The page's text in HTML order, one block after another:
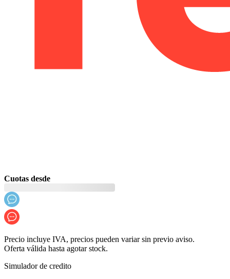
Cuotas desde
Precio incluye IVA, precios pueden variar sin previo aviso.
Oferta válida hasta agotar stock.
Simulador de credito